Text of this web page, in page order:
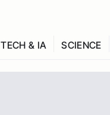
TECH & IA SCIENCE